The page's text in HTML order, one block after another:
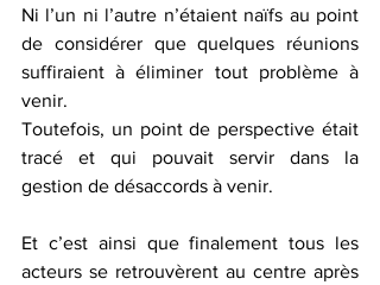
Ni l’un ni l’autre n’étaient naïfs au point
de considérer que quelques réunions
suffiraient à éliminer tout problème à
venir.
Toutefois, un point de perspective était
tracé et qui pouvait servir dans la
gestion de désaccords à venir.
Et c’est ainsi que finalement tous les
acteurs se retrouvèrent au centre après